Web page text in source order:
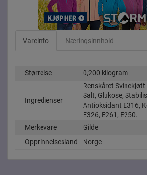
Vareinfo Næringsinnhold
Størrelse 0,200 kilogram
Ingredienser
Renskåret Svinekjøtt
Salt, Glukose,
Antioksidant E316,
E326, E261, E250.
Merkevare
Gilde
Opprinnelsesland
Norge